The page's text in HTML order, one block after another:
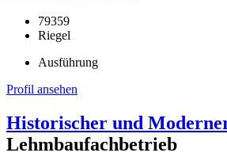
79359
Riegel
Ausführung
Profil ansehen
Historischer und
Lehmbaufachbetrieb